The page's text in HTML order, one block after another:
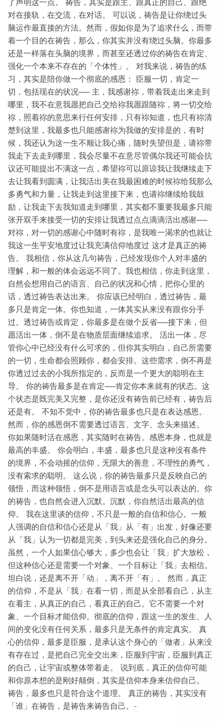
了声明这一点。 祷告，其实是跟主、跟真正的自己、跟绝
对在接轨，在交流，在对话。 可以说，祷告是让你绕过头
脑运作最直接的方法。然而，假如你是为了追求什么，而带
着一个目的在祷告，那么，你其实并没有绕过头脑。你最多
还是一样落在头脑的境界，而甚至还透过你的祷告在肯定、
强化一个本来不存在的「个体性」。 对我来说，祷告的练
习，其实是陪你做一个彻底的感恩： 臣服一切，肯定一
切，包括现在的状况── 主，我感谢祢，带着我走出来走到
哪里，我不在意我愿把自己交给祢我愿跟随祢，将一切交给
祢，照着祢的意思来行任何安排，只有祢知道，也只有祢清
楚到这里，我最多也只能感谢祢为我做的安排是的，有时
候，我还认为这一生不顺让我心痛，随时失望但是，请祢带
我走下去走到哪里，我会尽量不在意尽管偶尔我还可能会抗
议还可能提出不满这一点，希望祢可以原谅我让我继续走下
去让我看到圆满，让我活出美在我最困难的时候祢给我那么
多勇气和力量，让我走到这里接下来，也请祢继续给我鼓
励，让我走下去我知道走到哪里，其实都不重要我最多只能
张开双手来接受一切的安排让我透过点点滴滴活出感谢──
对祢，对一切的感谢心中随时有祢，是我唯一渴求的也就让
我这一生平安地度过让我充满信仰地度过 这才是真正的祷
告。 我相信，你从这几句祷告，已经发现你个人对丰盛的
理解，和一般的体会远远不同了。我也相信，你走到这里，
自然会想用自己的语言、自己的状况和心情，把你心里的
话，透过祷告表达出来。 你应该已经明白，透过祷告，最
多只是肯定一体。你也知道，一体其实从来没有跟你分手
过。透过祷告或肯定，你最多是在做个反省──接下来，但
愿活出一体，倒不是在物质层面继续追求。 活出一体，尽
管你心中已经没有什么可求的，但你其实明白，自己所需要
的一切，生命都会照顾你，都会安排。这些需求，倒不再是
你透过过去的小我所指定的，反而是一个更大的聪明在主
导。 你的祷告最多是在肯定──肯定你本来就有的状态。这
个状态是既完美又完整，是你还没有祷告前已经有，祷告后
还是有。 不知不觉中，你的祷告最多也只是在表达感恩。
然而，你的感恩倒不需要透过语言、文字、念头来描述。
你如果随时活在感恩，其实随时在祷告。感恩本身，也就是
最高的丰盛。 你会明白，丰盛，最多也只是这种没有条件
的境界，不会动摇的信仰，无限大的善意，不理性的勇气，
没有索求的聪明。 这么说，你的祷告最多只是反映自己的
领悟，而这种领悟，倒不是用语言或是念头可以表达的。你
的祷告，也自然会进入沉默。沉默，你自然活出最高的信
仰。 我在这里谈的信仰，不只是一般的自信和信心。一般
人强调的自信和信心还是从「我」从「有」出发，好像还要
从「我」认为一切都是完美，到头来还是强化自己的身分。
虽然，一个人如果信心够大，多少也会让「我」扩大放松，
但这种信心还是需要一个对象、一个目标让「我」去相信。
坦白说，还是离不开「动」，离不开「有」。 然而，真正
的信仰，不是从「我」在看一切，而是从全部看自己，从主
在看主，从真正的自己，看真正的自己。它不需要一个对
象、一个目标才能信仰。彻底的信仰，跟这一生的发生、人
间的变化没有任何关系，最多只是无条件的肯定真实。 真
心的信仰，最多是臣服，是承认这个身心的「做者」从来没
有存在过，是把自己完全交出来，臣服到宇宙，臣服到真正
的自己，让宇宙或整体带着走。 说到底，真正的信仰可能
和你原本想的是刚好颠倒，其实是信仰本身来信仰自己。
祷告，最多也只是符合这个道理。 真正的祷告，其实没有
「谁」在祷告，是祷告来祷告自己。-